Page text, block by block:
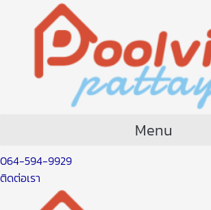
Menu
064-594-9929
ติดต่อเรา
Post
navigation